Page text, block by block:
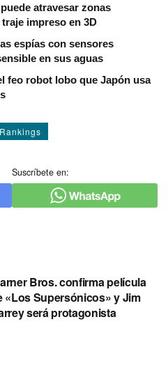
atravesar zonas
impreso en 3D
espías con sensores
en sus aguas
feo robot lobo que Japón usa
Rankings
Suscríbete en:
Bros. confirma película
«Los Supersónicos» y Jim
será protagonista